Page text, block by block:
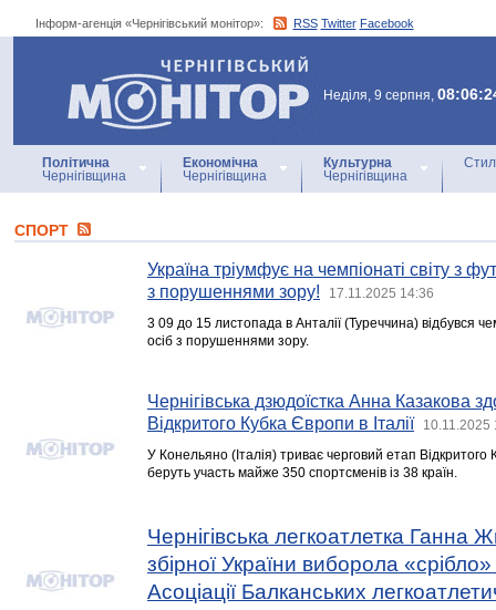
Інформ-агенція «Чернігівський монітор»: RSS Twitter Facebook
Інформ-агенція
«Чернігівський монітор»
Неділя, 9 серпня,
Політична
Чернігівщина
Економічна
Чернігівщина
Культурна
Чернігівщина
СПОРТ
Україна тріумфує на чемпіонаті світу з
з порушеннями зору!
17.11.2025 14:36
3 09 до 15 листопада в Анталії (Туреччина) відбувся
осіб з порушеннями зору.
Чернігівська дзюдоїстка Анна Казакова
Відкритого Кубка Європи в Італії
10.11.2025
У Конельяно (Італія) триває черговий етап
беруть участь майже 350 спортсменів із 38 країн.
Чернігівська легкоатлетка Ганна
збірної України виборола
Асоціації Балканських